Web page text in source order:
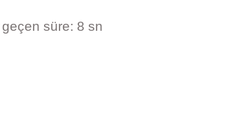
geçen süre: 8 sn